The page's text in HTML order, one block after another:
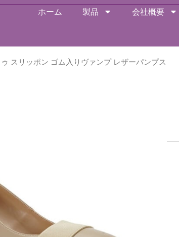
ホーム 製品 会社概要
スリッポン ゴム入りヴァンプ レザーパンプス